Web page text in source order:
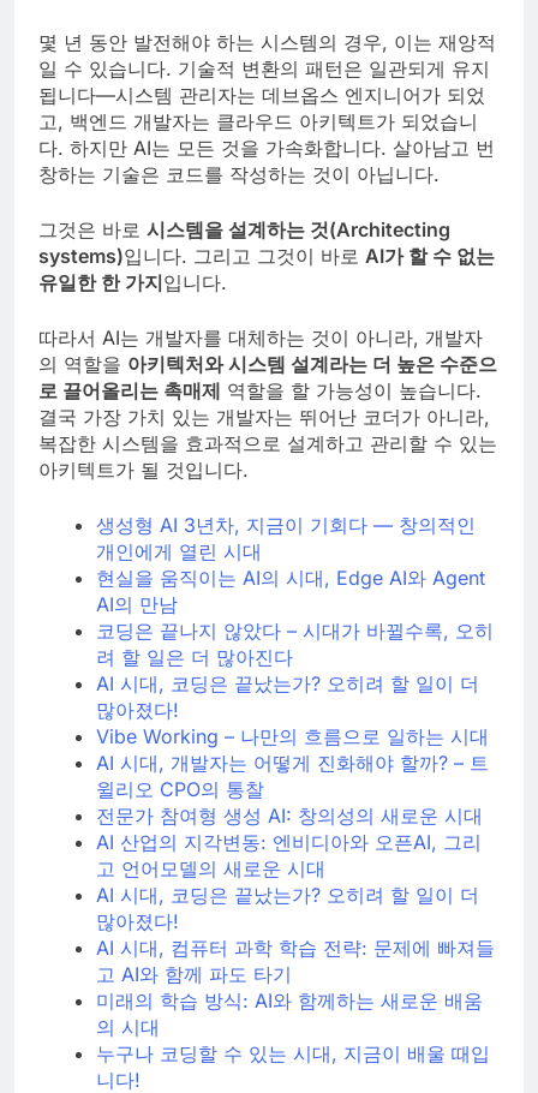
몇 년 동안 발전해야 하는 시스템의 경우, 이는 재앙적
일 수 있습니다. 기술적 변환의 패턴은 일관되게 유지
됩니다—시스템 관리자는 데브옵스 엔지니어가 되었
고, 백엔드 개발자는 클라우드 아키텍트가 되었습니
다. 하지만 AI는 모든 것을 가속화합니다. 살아남고 번
창하는 기술은 코드를 작성하는 것이 아닙니다.
그것은 바로 시스템을 설계하는 것(Architecting
systems)입니다. 그리고 그것이 바로 AI가 할 수 없는
유일한 한 가지입니다.
따라서 AI는 개발자를 대체하는 것이 아니라, 개발자
의 역할을 아키텍처와 시스템 설계라는 더 높은 수준으
로 끌어올리는 촉매제 역할을 할 가능성이 높습니다.
결국 가장 가치 있는 개발자는 뛰어난 코더가 아니라,
복잡한 시스템을 효과적으로 설계하고 관리할 수 있는
아키텍트가 될 것입니다.
생성형 AI 3년차, 지금이 기회다 — 창의적인
개인에게 열린 시대
현실을 움직이는 AI의 시대, Edge AI와 Agent
AI의 만남
코딩은 끝나지 않았다 – 시대가 바뀔수록, 오히
려 할 일은 더 많아진다
AI 시대, 코딩은 끝났는가? 오히려 할 일이 더
많아졌다!
Vibe Working – 나만의 흐름으로 일하는 시대
AI 시대, 개발자는 어떻게 진화해야 할까? – 트
윌리오 CPO의 통찰
전문가 참여형 생성 AI: 창의성의 새로운 시대
AI 산업의 지각변동: 엔비디아와 오픈AI, 그리
고 언어모델의 새로운 시대
AI 시대, 코딩은 끝났는가? 오히려 할 일이 더
많아졌다!
AI 시대, 컴퓨터 과학 학습 전략: 문제에 빠져들
고 AI와 함께 파도 타기
미래의 학습 방식: AI와 함께하는 새로운 배움
의 시대
누구나 코딩할 수 있는 시대, 지금이 배울 때입
니다!